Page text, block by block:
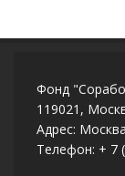
Фонд
119021,
Адрес:
Телефон: + 7